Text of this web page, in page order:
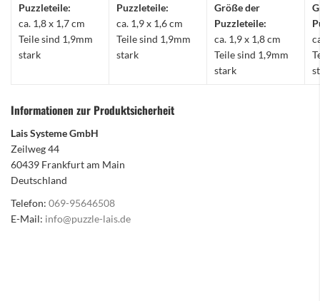
Puzzleteile:
ca. 1,8 x 1,7 cm
Teile sind 1,9mm
stark
Puzzleteile:
ca. 1,9 x 1,6 cm
Teile sind 1,9mm
stark
Größe der
Puzzleteile:
ca. 1,9 x 1,8 cm
Teile sind 1,9mm
stark
Informationen zur Produktsicherheit
Lais Systeme GmbH
Zeilweg 44
60439 Frankfurt am Main
Deutschland
Telefon: 069-95646508
E-Mail: info@puzzle-lais.de